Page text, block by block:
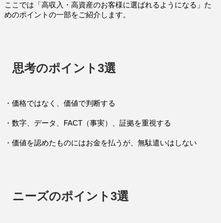
ここでは「高収入・高資産のお客様に選ばれるようになる」た
めのポイントの一部をご紹介します。
思考のポイント3選
・価格ではなく、価値で判断する
・数字、データ、FACT（事実）、証拠を重視する
・価値を認めたものにはお金を払うが、無駄遣いはしない
ニーズのポイント3選